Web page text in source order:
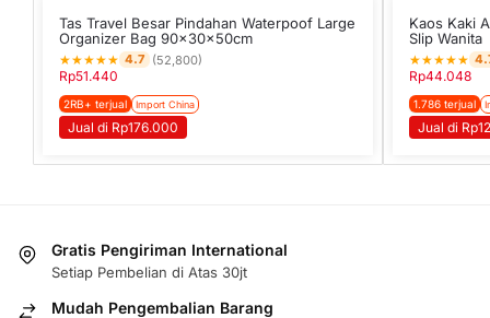
Tas Travel Besar Pindahan Waterpoof Large
Organizer Bag 90x30x50cm
★★★★★ 4.7 (52,800)
Rp51.440
2RB+ terjual Import China
Jual di Rp176.000
Kaos Kaki
Slip Wanita
★★★★★
Rp44.048
1.786 terjual
Jual di
Gratis Pengiriman International
Setiap Pembelian di Atas 30jt
Mudah Pengembalian Barang